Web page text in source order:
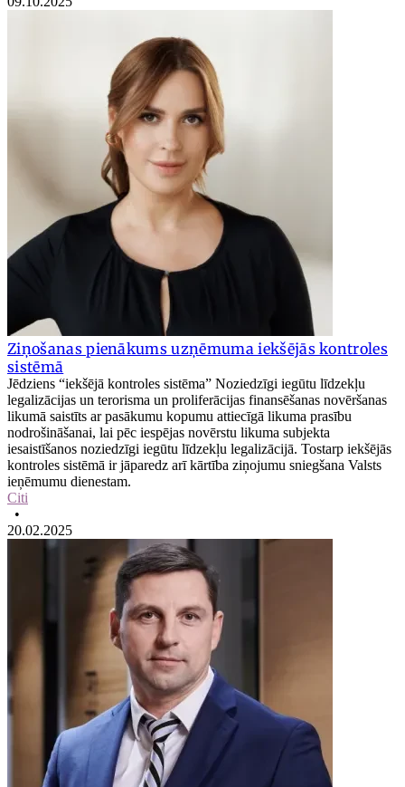
Ziņošanas pienākums uzņēmuma iekšējās kontroles
sistēmā
Jēdziens “iekšējā kontroles sistēma” Noziedzīgi iegūtu līdzekļu
legalizācijas un terorisma un proliferācijas finansēšanas novēršanas
likumā saistīts ar pasākumu kopumu attiecīgā likuma prasību
nodrošināšanai, lai pēc iespējas novērstu likuma subjekta
iesaistīšanos noziedzīgi iegūtu līdzekļu legalizācijā. Tostarp iekšējās
kontroles sistēmā ir jāparedz arī kārtība ziņojumu sniegšana Valsts
ieņēmumu dienestam.
Citi
•
20.02.2025